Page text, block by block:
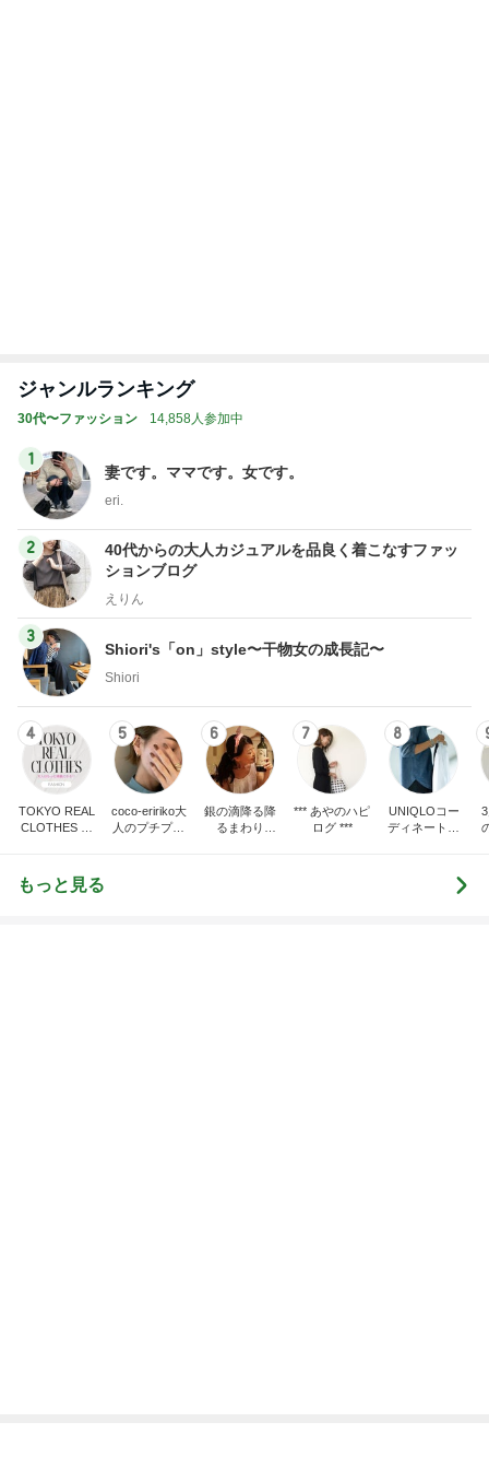
ジャンルランキング
30代〜ファッション 14,858人参加中
1
妻です。ママです。女です。
eri.
2
40代からの大人カジュアルを品良く着こなすファッ
ションブログ
えりん
3
Shiori's「on」style〜干物女の成長記〜
Shiori
4
TOKYO REAL
CLOTHES 大
5
coco-eririko大
人のプチプラ
6
銀の滴降る降
るまわり
7
*** あやのハピ
ログ ***
8
UNIQLOコー
ディネート日
もっと見る